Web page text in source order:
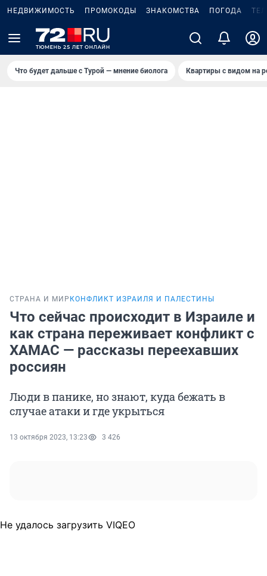
НЕДВИЖИМОСТЬ ПРОМОКОДЫ ЗНАКОМСТВА ПОГОДА
Что будет дальше с Турой — мнение биолога Квартиры с видом на
СТРАНА И МИР КОНФЛИКТ ИЗРАИЛЯ И ПАЛЕСТИНЫ
Что сейчас происходит в Израиле и
как страна переживает конфликт с
ХАМАС — рассказы переехавших
россиян
Люди в панике, но знают, куда бежать в
случае атаки и где укрыться
13 октября 2023, 13:23 3 426
Не удалось загрузить VIQEO